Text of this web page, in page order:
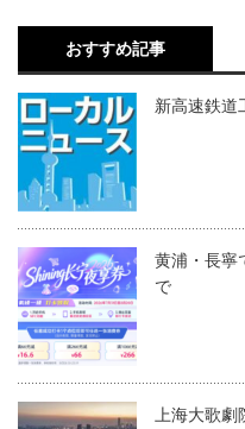
おすすめ記事
新高速鉄
黄浦・長寧
で
上海大歌